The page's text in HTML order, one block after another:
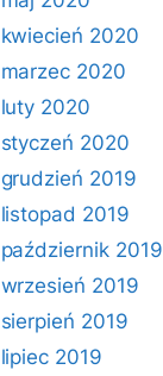
kwiecień 2020
marzec 2020
luty 2020
styczeń 2020
grudzień 2019
listopad 2019
październik 2019
wrzesień 2019
sierpień 2019
lipiec 2019